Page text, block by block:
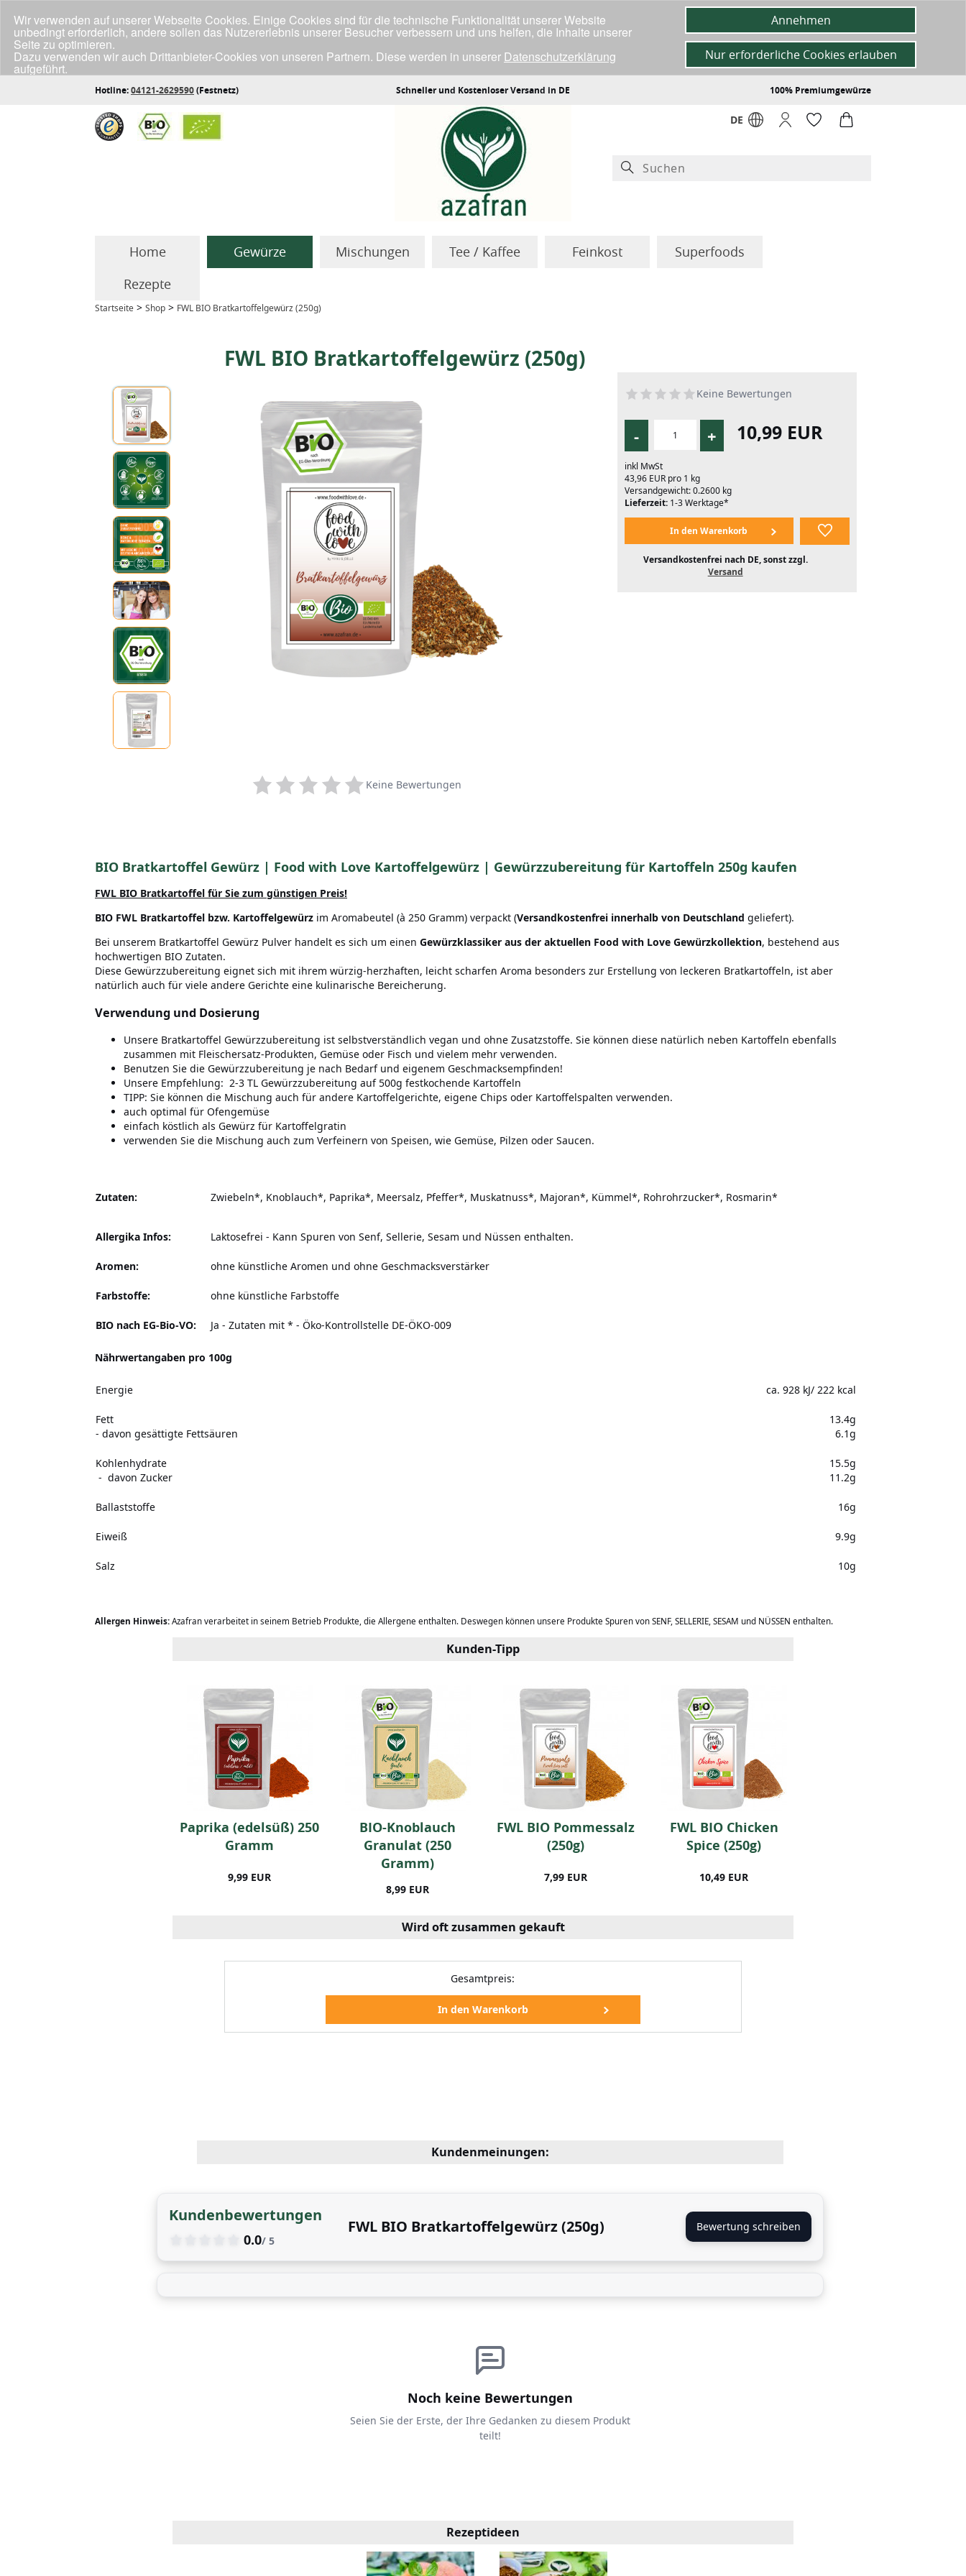
Hotline:04121-2629590(Festnetz) Schneller und Kostenloser Versand in DE 100% Premiumgewürze
DE
Home Gewürze Mischungen Tee / Kaffee Feinkost
Superfoods
Rezepte
Startseite > Shop > FWL BIO Bratkartoffelgewürz (250g)
FWL BIO Bratkartoffelgewürz (250g)
Keine Bewertungen
Keine Bewertungen
- + 10,99 EUR
inkl MwSt
43,96 EUR pro 1 kg
Versandgewicht: 0.2600 kg
Lieferzeit:1-3 Werktage*
Versandkostenfrei nach DE, sonst zzgl.
Versand
BIO Bratkartoffel Gewürz | Food with Love Kartoffelgewürz | Gewürzzubereitung für Kartoffeln 250g kaufen
FWL BIO Bratkartoffel für Sie zum günstigen Preis!
BIO FWL Bratkartoffel bzw. Kartoffelgewürz im Aromabeutel (à 250 Gramm) verpackt (Versandkostenfrei innerhalb von Deutschland geliefert).
Bei unserem Bratkartoffel Gewürz Pulver handelt es sich um einen Gewürzklassiker aus der aktuellen Food with Love Gewürzkollektion, bestehend aus
hochwertigen BIO Zutaten.
Diese Gewürzzubereitung eignet sich mit ihrem würzig-herzhaften, leicht scharfen Aroma besonders zur Erstellung von leckeren Bratkartoffeln, ist aber
natürlich auch für viele andere Gerichte eine kulinarische Bereicherung.
Verwendung und Dosierung
Unsere Bratkartoffel Gewürzzubereitung ist selbstverständlich vegan und ohne Zusatzstoffe. Sie können diese natürlich neben Kartoffeln ebenfalls
zusammen mit Fleischersatz-Produkten, Gemüse oder Fisch und vielem mehr verwenden.
Benutzen Sie die Gewürzzubereitung je nach Bedarf und eigenem Geschmacksempfinden!
Unsere Empfehlung: 2-3 TL Gewürzzubereitung auf 500g festkochende Kartoffeln
TIPP: Sie können die Mischung auch für andere Kartoffelgerichte, eigene Chips oder Kartoffelspalten verwenden.
auch optimal für Ofengemüse
einfach köstlich als Gewürz für Kartoffelgratin
verwenden Sie die Mischung auch zum Verfeinern von Speisen, wie Gemüse, Pilzen oder Saucen.
Zutaten: Zwiebeln*, Knoblauch*, Paprika*, Meersalz, Pfeffer*, Muskatnuss*, Majoran*, Kümmel*, Rohrohrzucker*, Rosmarin*
Allergika Infos: Laktosefrei - Kann Spuren von Senf, Sellerie, Sesam und Nüssen enthalten.
Aromen: ohne künstliche Aromen und ohne Geschmacksverstärker
Farbstoffe: ohne künstliche Farbstoffe
BIO nach EG-Bio-VO: Ja - Zutaten mit * - Öko-Kontrollstelle DE-ÖKO-009
Nährwertangaben pro 100g
Energie ca. 928 kJ/ 222 kcal
Fett
- davon gesättigte Fettsäuren
13.4g
6.1g
Kohlenhydrate
- davon Zucker
15.5g
11.2g
Ballaststoffe 16g
Eiweiß 9.9g
Salz 10g
Allergen Hinweis: Azafran verarbeitet in seinem Betrieb Produkte, die Allergene enthalten. Deswegen können unsere Produkte Spuren von SENF, SELLERIE, SESAM und NÜSSEN enthalten.
Kunden-Tipp
Paprika (edelsüß) 250
Gramm
9,99 EUR
BIO-Knoblauch
Granulat (250
Gramm)
8,99 EUR
FWL BIO Pommessalz
(250g)
7,99 EUR
FWL BIO Chicken
Spice (250g)
10,49 EUR
Wird oft zusammen gekauft
Gesamtpreis:
Kundenmeinungen:
Kundenbewertungen
0.0/ 5
FWL BIO Bratkartoffelgewürz (250g) Bewertung schreiben
Noch keine Bewertungen
Seien Sie der Erste, der Ihre Gedanken zu diesem Produkt
teilt!
Rezeptideen
Wir verwenden auf unserer Webseite Cookies. Einige Cookies sind für die technische Funktionalität unserer Website
unbedingt erforderlich, andere sollen das Nutzererlebnis unserer Besucher verbessern und uns helfen, die Inhalte unserer
Seite zu optimieren.
Dazu verwenden wir auch Drittanbieter-Cookies von unseren Partnern. Diese werden in unserer Datenschutzerklärung
aufgeführt.
Klicke unten auf "Annehmen", wenn du mit der Verwendung aller Cookies einverstanden bist.
Annehmen
Nur erforderliche Cookies erlauben